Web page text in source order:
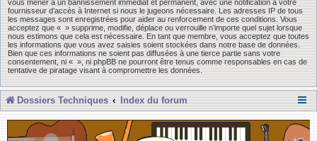
vous mener à un bannissement immédiat et permanent, avec une notification à votre
fournisseur d’accès à Internet si nous le jugeons nécessaire. Les adresses IP de tous
les messages sont enregistrées pour aider au renforcement de ces conditions. Vous
acceptez que « » supprime, modifie, déplace ou verrouille n’importe quel sujet lorsque
nous estimons que cela est nécessaire. En tant que membre, vous acceptez que toutes
les informations que vous avez saisies soient stockées dans notre base de données.
Bien que ces informations ne soient pas diffusées à une tierce partie sans votre
consentement, ni « », ni phpBB ne pourront être tenus comme responsables en cas de
tentative de piratage visant à compromettre les données.
Dossiers Techniques Index du forum